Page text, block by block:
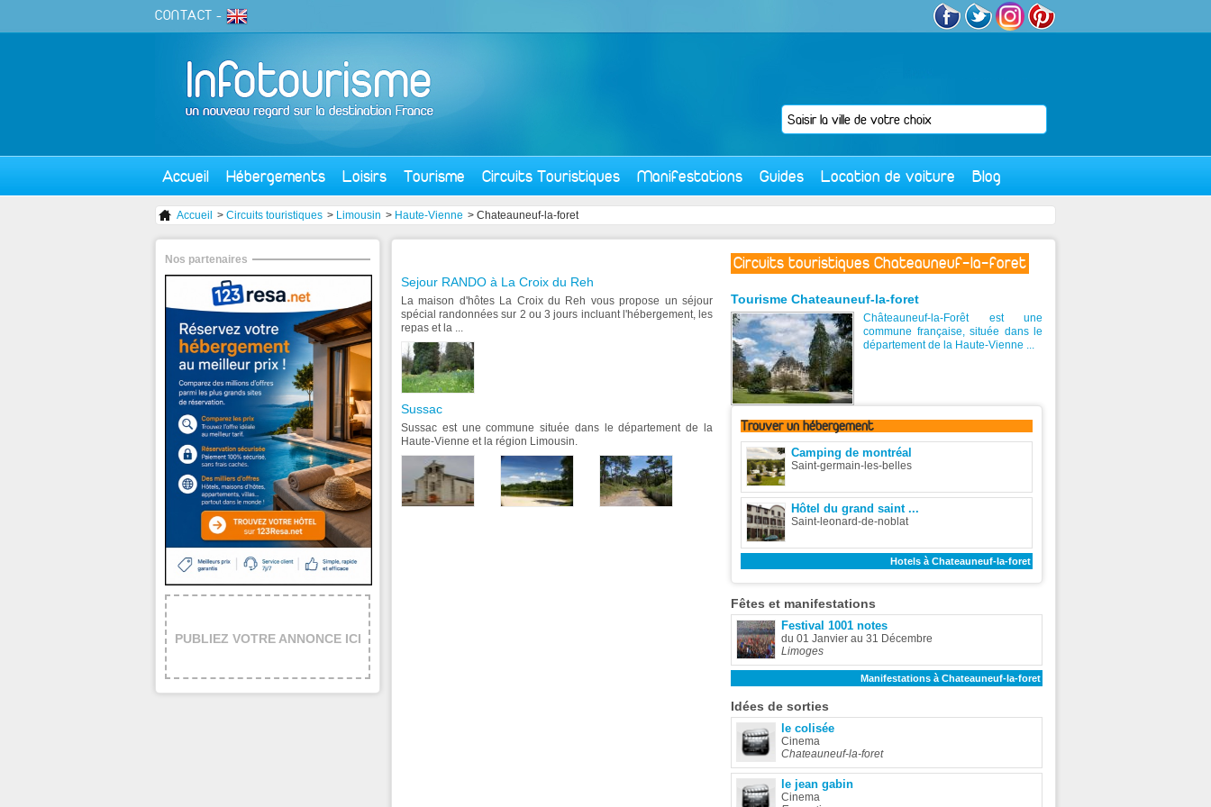
CONTACT -
Accueil Hébergements Loisirs Tourisme Circuits Touristiques Manifestations Guides Location de voiture Blog
Accueil > Circuits touristiques > Limousin > Haute-Vienne > Chateauneuf-la-foret
Circuits touristiques Chateauneuf-la-foret
Sejour RANDO à La Croix du Reh
La maison d'hôtes La Croix du Reh vous propose un séjour
spécial randonnées sur 2 ou 3 jours incluant l'hébergement, les
repas et la ...
Sussac
Sussac est une commune située dans le département de la
Haute-Vienne et la région Limousin.
Tourisme Chateauneuf-la-foret
Châteauneuf-la-Forêt est une
commune française, située dans le
département de la Haute-Vienne ...
Trouverun hébergement
Camping de montréal
Saint-germain-les-belles
Hôtel du grand saint ...
Saint-leonard-de-noblat
Hotels à Chateauneuf-la-foret
Fêtes et manifestations
Festival 1001 notes
du 01 Janvier au 31 Décembre
Limoges
Manifestations à Chateauneuf-la-foret
Idées de sorties
le colisée
Cinema
Chateauneuf-la-foret
le jean gabin
Cinema
Nos partenaires
PUBLIEZ VOTRE ANNONCE ICI